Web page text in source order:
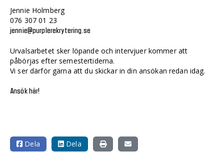
Jennie Holmberg
076 307 01 23
jennie@purplerekrytering.se
Urvalsarbetet sker löpande och intervjuer kommer att
påbörjas efter semestertiderna.
Vi ser därför gärna att du skickar in din ansökan redan idag.
Ansök här!
Dela Dela